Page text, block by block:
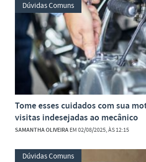
Dúvidas Comuns
Tome esses cuidados com sua
visitas indesejadas ao mecânico
SAMANTHA OLIVEIRAEM 02/08/2025, ÀS 12:15
Dúvidas Comuns